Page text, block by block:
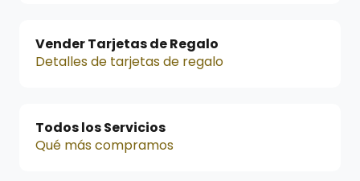
Vender Tarjetas de Regalo
Detalles de tarjetas de regalo
Todos los Servicios
Qué más compramos